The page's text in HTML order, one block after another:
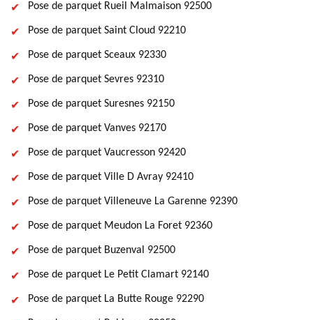
Pose de parquet Rueil Malmaison 92500
Pose de parquet Saint Cloud 92210
Pose de parquet Sceaux 92330
Pose de parquet Sevres 92310
Pose de parquet Suresnes 92150
Pose de parquet Vanves 92170
Pose de parquet Vaucresson 92420
Pose de parquet Ville D Avray 92410
Pose de parquet Villeneuve La Garenne 92390
Pose de parquet Meudon La Foret 92360
Pose de parquet Buzenval 92500
Pose de parquet Le Petit Clamart 92140
Pose de parquet La Butte Rouge 92290